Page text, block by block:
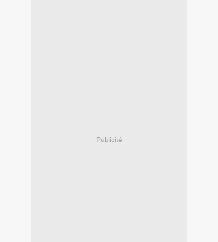
Publicité